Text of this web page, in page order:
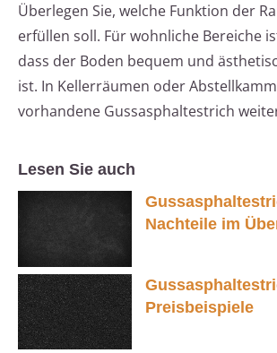
Überlegen Sie, welche Funktion der
erfüllen soll. Für wohnliche Bereiche
dass der Boden bequem und
ist. In Kellerräumen oder
vorhandene Gussasphaltestrich
Lesen Sie auch
Nachteile im
Preisbeispiele